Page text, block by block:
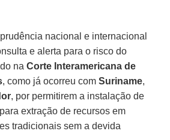
nacional e internacional
e alerta para o risco do
naCorte Interamericana de
, como já ocorreu comSuriname,
, por permitirem a instalação de
extração de recursos em
tradicionais sem a devida